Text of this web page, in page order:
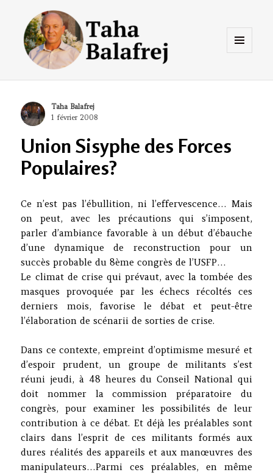
Taha Balafrej Blog
Author
Taha Balafrej
Posted
1 février 2008
Union Sisyphe des Forces
Populaires?
Ce n’est pas l’ébullition, ni l’effervescence… Mais
on peut, avec les précautions qui s’imposent,
parler d’ambiance favorable à un début d’ébauche
d’une dynamique de reconstruction pour un
succès probable du 8ème congrès de l’USFP…
Le climat de crise qui prévaut, avec la tombée des
masques provoquée par les échecs récoltés ces
derniers mois, favorise le débat et peut-être
l’élaboration de scénarii de sorties de crise.
Dans ce contexte, empreint d’optimisme mesuré et
d’espoir prudent, un groupe de militants s’est
réuni jeudi, à 48 heures du Conseil National qui
doit nommer la commission préparatoire du
congrès, pour examiner les possibilités de leur
contribution à ce débat. Et déjà les préalables sont
clairs dans l’esprit de ces militants formés aux
dures réalités des appareils et aux manœuvres des
manipulateurs…Parmi ces préalables, en même